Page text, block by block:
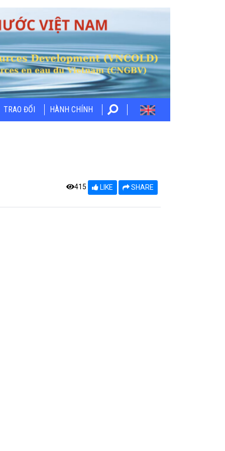
TRAO ĐỔI HÀNH CHÍNH
415 LIKE SHARE